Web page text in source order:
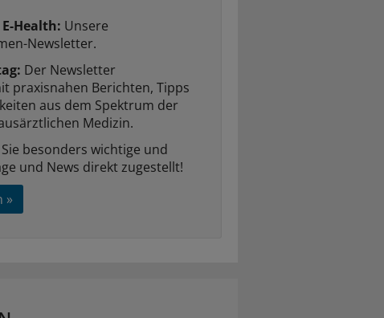
Health: Unsere
Newsletter.
Der Newsletter
praxisnahen Berichten, Tipps
aus dem Spektrum der
Medizin.
besonders wichtige und
und News direkt zugestellt!
»